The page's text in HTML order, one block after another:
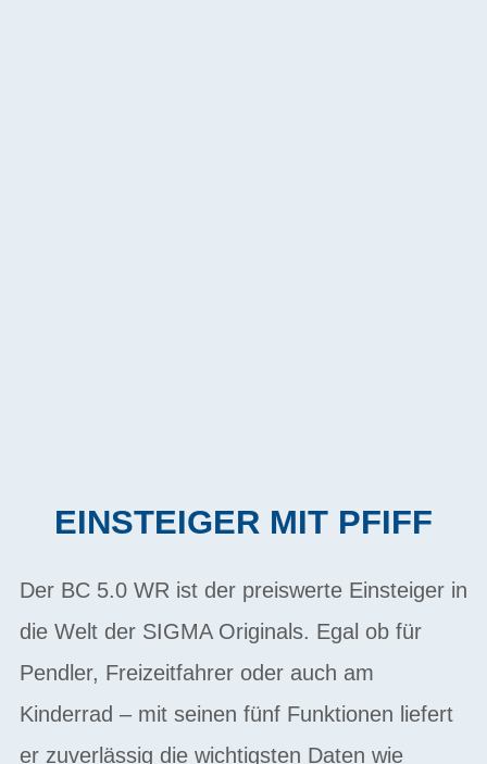
EINSTEIGER MIT PFIFF
Der BC 5.0 WR ist der preiswerte Einsteiger in
die Welt der SIGMA Originals. Egal ob für
Pendler, Freizeitfahrer oder auch am
Kinderrad – mit seinen fünf Funktionen liefert
er zuverlässig die wichtigsten Daten wie